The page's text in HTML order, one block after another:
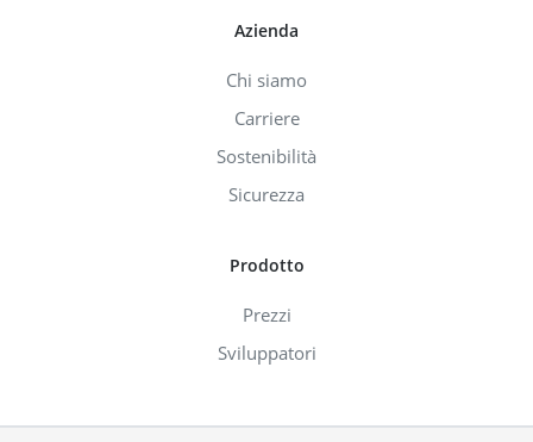
Azienda
Chi siamo
Carriere
Sostenibilità
Sicurezza
Prodotto
Prezzi
Sviluppatori